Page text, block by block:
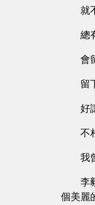
就
總
會
留
好
不
我
李
個美麗